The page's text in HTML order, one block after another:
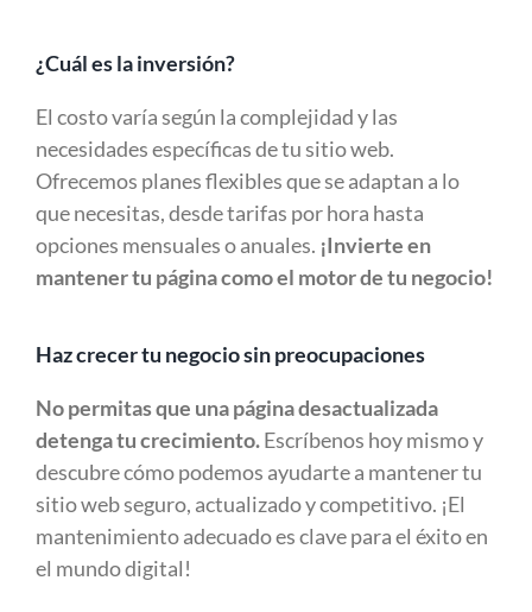
¿Cuál es la inversión?
El costo varía según la complejidad y las
necesidades específicas de tu sitio web.
Ofrecemos planes flexibles que se adaptan a lo
que necesitas, desde tarifas por hora hasta
opciones mensuales o anuales. ¡Invierte en
mantener tu página como el motor de tu negocio!
Haz crecer tu negocio sin preocupaciones
No permitas que una página desactualizada
detenga tu crecimiento.Escríbenos hoy mismo y
descubre cómo podemos ayudarte a mantener tu
sitio web seguro, actualizado y competitivo. ¡El
mantenimiento adecuado es clave para el éxito en
el mundo digital!